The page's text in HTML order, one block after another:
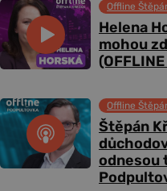
Helena
mohou
Offline
Štěpán
odnesou
Offline